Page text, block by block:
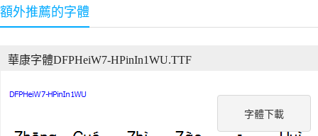
額外推薦的字體
字體下載
華康字體DFPHeiW7-HPinIn1WU.TTF